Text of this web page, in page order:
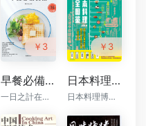
￥3
早餐必備食譜—盤豐富早點填滿整天所需的元氣 PDF下载
一日之計在於晨，早餐是活力的來源
￥3
日本料理完全图鉴 PDF下载
日本料理博大精深，单是种类就不计其数 —— 寿司、怀石料理、天妇罗、荞麦面、日本和牛，等等。更别说每一种日本料理还有许多细致的门道，讲究产地、时令和手法